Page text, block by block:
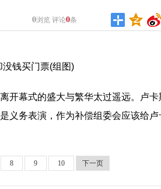
0浏览 评论0条
开幕式的盛大与繁华太过遥远。卢
义务表演，作为补偿组委会应该给卢
8 9 10 下一页